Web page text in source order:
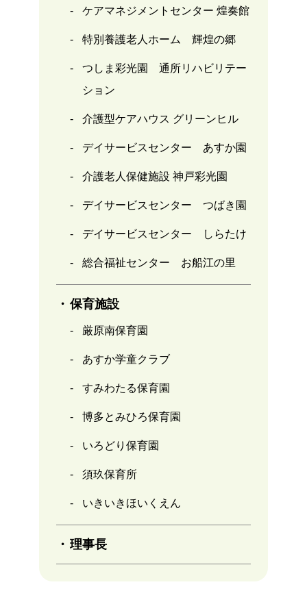
ケアマネジメントセンター 煌奏館
特別養護老人ホーム 輝煌の郷
つしま彩光園 通所リハビリテー
ション
介護型ケアハウス グリーンヒル
デイサービスセンター あすか園
介護老人保健施設 神戸彩光園
デイサービスセンター つばき園
デイサービスセンター しらたけ
総合福祉センター お船江の里
保育施設
厳原南保育園
あすか学童クラブ
すみわたる保育園
博多とみひろ保育園
いろどり保育園
須玖保育所
いきいきほいくえん
理事長